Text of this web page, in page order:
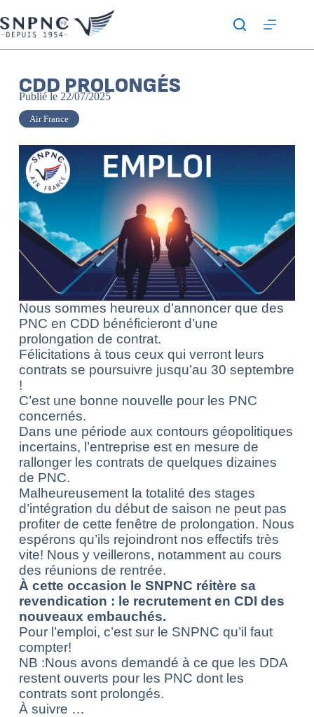
CDD PROLONGÉS
Publié le 22/07/2025
Air France
Nous sommes heureux d’annoncer que des
PNC en CDD bénéficieront d’une
prolongation de contrat.
Félicitations à tous ceux qui verront leurs
contrats se poursuivre jusqu’au 30 septembre
!
C’est une bonne nouvelle pour les PNC
concernés.
Dans une période aux contours géopolitiques
incertains, l’entreprise est en mesure de
rallonger les contrats de quelques dizaines
de PNC.
Malheureusement la totalité des stages
d’intégration du début de saison ne peut pas
profiter de cette fenêtre de prolongation. Nous
espérons qu’ils rejoindront nos effectifs très
vite! Nous y veillerons, notamment au cours
des réunions de rentrée.
À cette occasion le SNPNC réitère sa
revendication : le recrutement en CDI des
nouveaux embauchés.
Pour l’emploi, c’est sur le SNPNC qu’il faut
compter!
NB :Nous avons demandé à ce que les DDA
restent ouverts pour les PNC dont les
contrats sont prolongés.
À suivre …